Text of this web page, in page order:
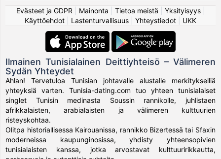
Evästeet ja GDPR
Mainonta Tietoa meistä Yksityisyys|
Käyttöehdot
Lastenturvallisuus Yhteystiedot UKK
Ilmainen Tunisialainen Deittiyhteisö – Välimeren
Sydän Yhteydet
Ahlan! Tervetuloa Tunisian johtavalle alustalle merkitykselliä
yhteyksiä varten. Tunisia-dating.com tuo yhteen tunisialaiset
singlet Tunisin medinasta Soussin rannikolle, juhlistaen
afrikkalaisten, arabialaisten ja välimeren kulttuurien
risteyskohtaa.
Olitpa historiallisessa Kairouanissa, rannikko Bizertessä tai Sfaxin
moderneissa kaupunginosissa, yhdisty yhteensopivien
tunisialaisten kanssa, jotka arvostavat kulttuuririkkautta,